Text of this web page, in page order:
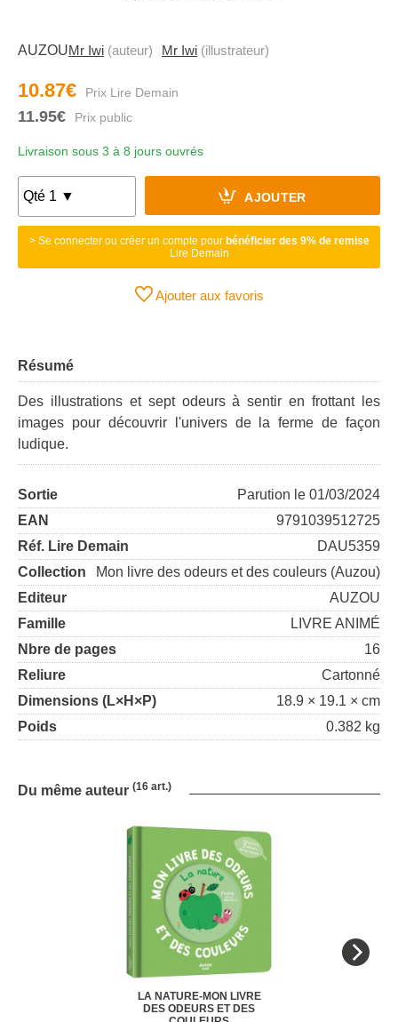
AUZOUMr Iwi (auteur) Mr Iwi (illustrateur)
10.87€
11.95€
Livraison sous 3 à 8 jours ouvrés
AJOUTER
> Se connecter ou créer un compte pour bénéficier des 9% de remise
Lire Demain
Ajouter aux favoris
Résumé
Des illustrations et sept odeurs à sentir en frottant les
images pour découvrir l'univers de la ferme de façon
ludique.
Sortie
Parution le 01/03/2024
EAN
9791039512725
Réf. Lire Demain
DAU5359
Collection
Mon livre des odeurs et des couleurs (Auzou)
Editeur
AUZOU
Famille
LIVRE ANIMÉ
Nbre de pages
16
Reliure
Cartonné
Dimensions (L×H×P)
18.9 × 19.1 × cm
Poids
0.382 kg
Du même auteur (16 art.)
LA NATURE-MON LIVRE
DES ODEURS ET DES